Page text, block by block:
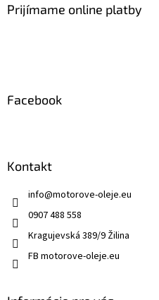
Prijímame online platby
Facebook
Kontakt
info@motorove-oleje.eu
0907 488 558
Kragujevská 389/9 Žilina
FB motorove-oleje.eu